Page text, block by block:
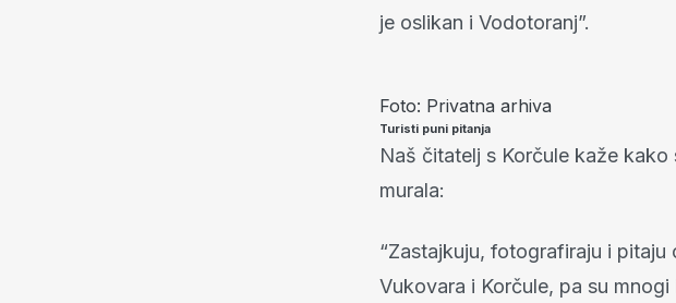
je oslikan i Vodotoranj”.
Foto: Privatna arhiva
Turisti puni pitanja
Naš čitatelj s Korčule kaže
murala:
“Zastajkuju, fotografiraju i pitaju
Vukovara i Korčule, pa su